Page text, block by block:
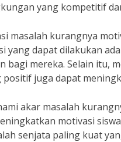
yang kompetitif
masalah kurangnya
yang dapat dilakukan
bagi mereka. Selain itu,
juga dapat
akar masalah
motivasi
senjata paling kuat